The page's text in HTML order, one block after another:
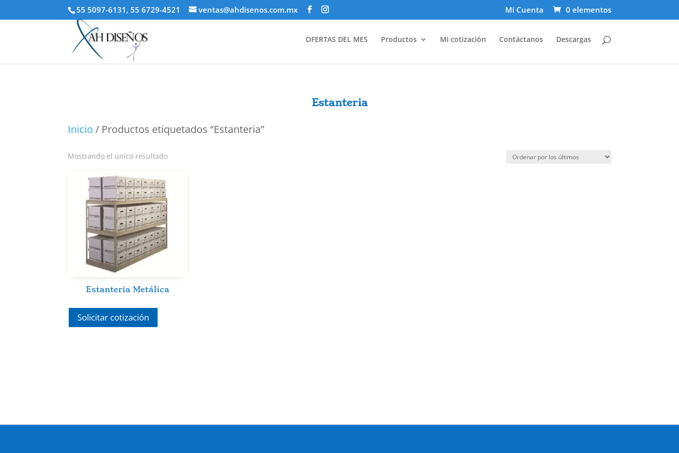
55 5097-6131, 55 6729-4521 ventas@ahdisenos.com.mx Mi Cuenta 0 elementos
OFERTAS DEL MES Productos Mi cotización Contáctanos Descargas
Estanteria
Inicio / Productos etiquetados “Estanteria”
Mostrando el único resultado
Estantería Metálica
Solicitar cotización